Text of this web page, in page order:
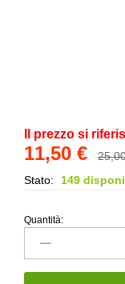
Il prezzo si
11,50 €
Stato:
149
Piastrella
Quantità: